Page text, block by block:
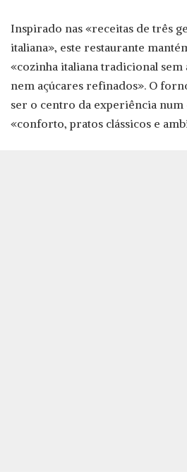
Inspirado nas «receitas de três
italiana», este restaurante
«cozinha italiana tradicional sem
nem açúcares refinados». O
ser o centro da experiência num
«conforto, pratos clássicos e